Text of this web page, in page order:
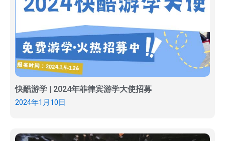
快酷游学 | 2024年菲律宾游学大使招募
2024年1月10日